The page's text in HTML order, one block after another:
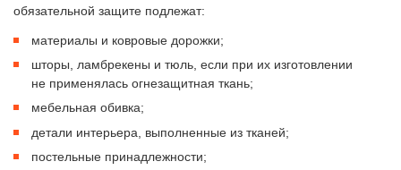
обязательной защите подлежат:
материалы и ковровые дорожки;
шторы, ламбрекены и тюль, если при их изготовлении
не применялась огнезащитная ткань;
мебельная обивка;
детали интерьера, выполненные из тканей;
постельные принадлежности;